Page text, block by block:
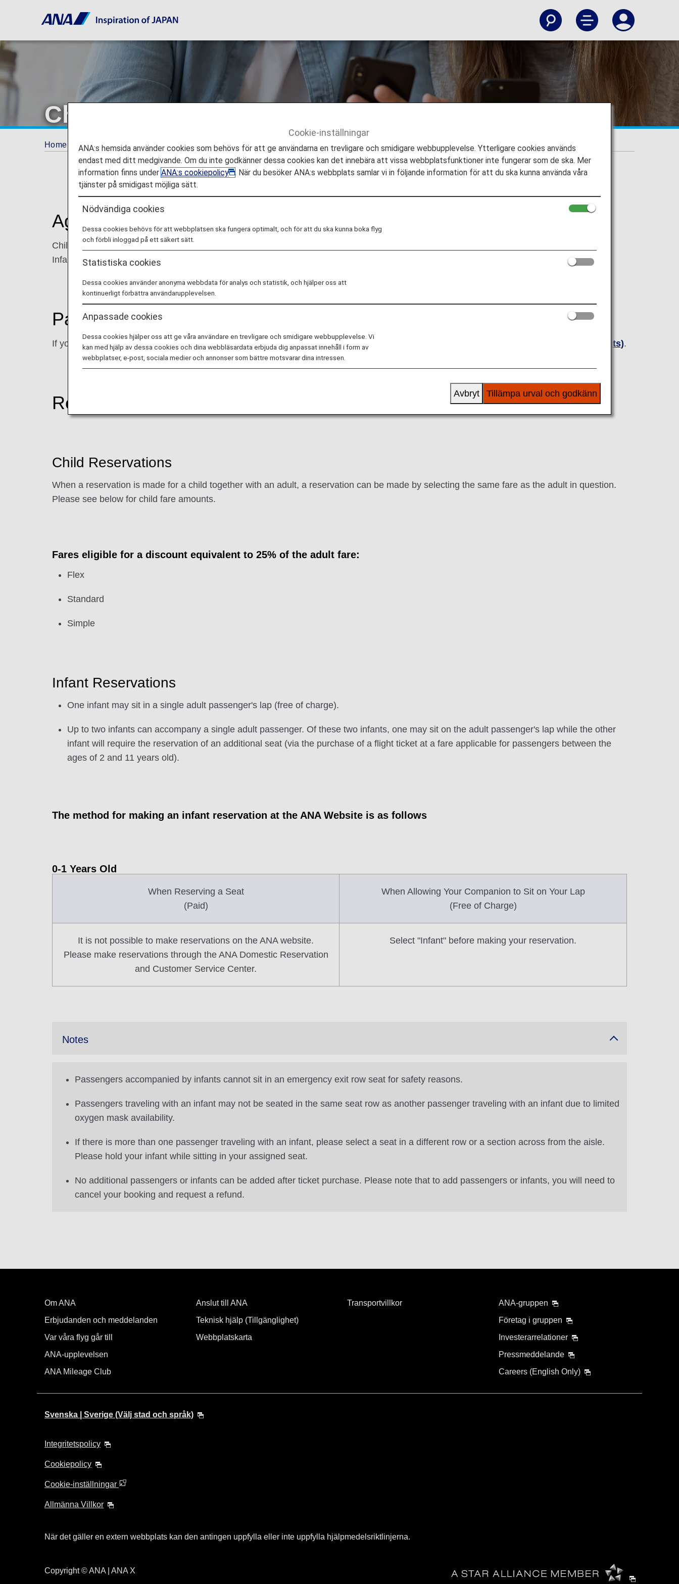
Child Reservations [Japan Domestic Flights]
Home Guide Child Reservations [Japan Domestic Flights]
Ages
Children: Between the ages of 2 and 11 years
Infants: Between the ages of 8 days and 1 year
Passengers
If you will be flying with an infant or small child, please see Passengers Traveling with Infants or Small Children (Japan Domestic Flights).
Reservations and Fares
Child Reservations
When a reservation is made for a child together with an adult, a reservation can be made by selecting the same fare as the adult in question.
Please see below for child fare amounts.
Fares eligible for a discount equivalent to 25% of the adult fare:
Flex
Standard
Simple
Infant Reservations
One infant may sit in a single adult passenger's lap (free of charge).
Up to two infants can accompany a single adult passenger. Of these two infants, one may sit on the adult passenger's lap while the other
infant will require the reservation of an additional seat (via the purchase of a flight ticket at a fare applicable for passengers between the
ages of 2 and 11 years old).
The method for making an infant reservation at the ANA Website is as follows
0-1 Years Old
When Reserving a Seat
(Paid)
When Allowing Your Companion to Sit on Your Lap
(Free of Charge)
It is not possible to make reservations on the ANA website.
Please make reservations through the ANA Domestic Reservation
and Customer Service Center.
Select "Infant" before making your reservation.
Notes
Passengers accompanied by infants cannot sit in an emergency exit row seat for safety reasons.
Passengers traveling with an infant may not be seated in the same seat row as another passenger traveling with an infant due to limited
oxygen mask availability.
If there is more than one passenger traveling with an infant, please select a seat in a different row or a section across from the aisle.
Please hold your infant while sitting in your assigned seat.
No additional passengers or infants can be added after ticket purchase. Please note that to add passengers or infants, you will need to
cancel your booking and request a refund.
Om ANA
Erbjudanden och meddelanden
Var våra flyg går till
ANA-upplevelsen
ANA Mileage Club
Anslut till ANA
Teknisk hjälp (Tillgänglighet)
Webbplatskarta
Transportvillkor
ANA-gruppen
Företag i gruppen
Investerarrelationer
Pressmeddelande
Careers (English Only)
Svenska | Sverige (Välj stad och språk)
Integritetspolicy
Cookiepolicy
Cookie-inställningar
Allmänna Villkor
När det gäller en extern webbplats kan den antingen uppfylla eller inte uppfylla hjälpmedelsriktlinjerna.
Copyright© ANA | ANA X
Cookie-inställningar
ANA:s hemsida använder cookies som behövs för att ge användarna en trevligare och smidigare webbupplevelse. Ytterligare cookies används
endast med ditt medgivande. Om du inte godkänner dessa cookies kan det innebära att vissa webbplatsfunktioner inte fungerar som de ska. Mer
information finns underANA:s cookiepolicy
. När du besöker ANA:s webbplats samlar vi in följande information för att du ska kunna använda våra
tjänster på smidigast möjliga sätt.
Nödvändiga cookies
Dessa cookies behövs för att webbplatsen ska fungera optimalt, och för att du ska kunna boka flyg
och förbli inloggad på ett säkert sätt.
Statistiska cookies
Dessa cookies använder anonyma webbdata för analys och statistik, och hjälper oss att
kontinuerligt förbättra användarupplevelsen.
Anpassade cookies
Dessa cookies hjälper oss att ge våra användare en trevligare och smidigare webbupplevelse. Vi
kan med hjälp av dessa cookies och dina webbläsardata erbjuda dig anpassat innehåll i form av
webbplatser, e-post, sociala medier och annonser som bättre motsvarar dina intressen.
Tillämpa urval och godkänn
Avbryt